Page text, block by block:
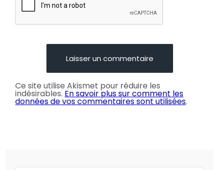
Ce site utilise Akismet pour réduire les
indésirables. En savoir plus sur comment les
données de vos commentaires sont utilisées.